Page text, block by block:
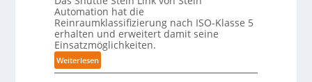
r
o
b
o
t
e
f
f
2
0
2
6
S
y
s
t
e
p
a
k
t
e
s
Automation hat die
Reinraumklassifizierung nach ISO-Klasse 5
erhalten und erweitert damit seine
Einsatzmöglichkeiten.
Weiterlesen:
S